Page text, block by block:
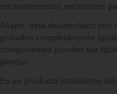
microelementos necesarios
Asaph, está desarrollado con
gránulos completamente
componentes pueden ser
plantas.
Es un producto totalmente